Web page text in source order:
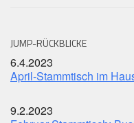
JUMP-RÜCKBLICKE
6.4.2023
April-Stammtisch im
9.2.2023